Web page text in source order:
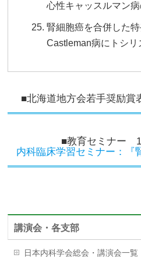
心性キャッスルマン病
腎細胞癌を合併した
Castleman病にトシリ
■北海道地方会若手奨励
■教育セミナー
内科臨床学習セミナー：『
講演会・各支部
日本内科学会総会・講演会一覧